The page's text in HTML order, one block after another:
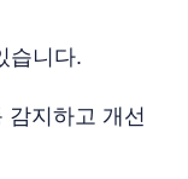
습니다.
감지하고 개선